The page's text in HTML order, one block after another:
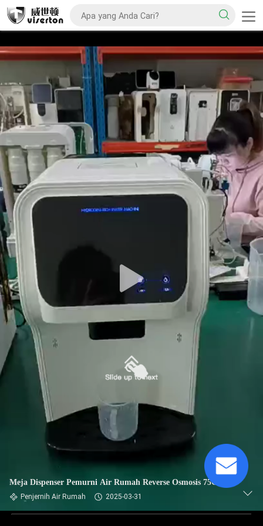
Meja Dispenser Pemurni Air Rumah Reverse Osmosis 75GPD
Penjernih Air Rumah 2025-03-31